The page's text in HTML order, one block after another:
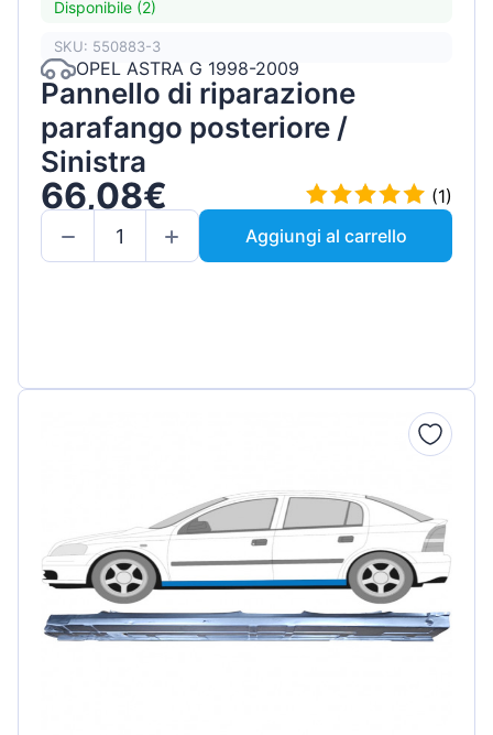
Disponibile (2)
SKU: 550883-3
OPEL ASTRA G 1998-2009
Pannello di riparazione
parafango posteriore /
Sinistra
66,08€
(1)
Aggiungi al carrello